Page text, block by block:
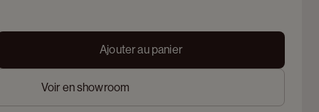
Ajouter au panier
Voir en showroom